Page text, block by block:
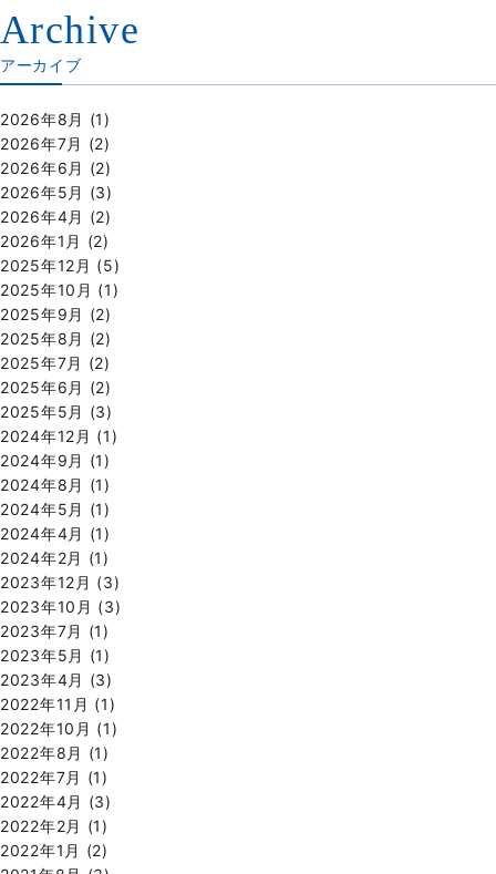
Archive
アーカイブ
2026年8月 (1)
2026年7月 (2)
2026年6月 (2)
2026年5月 (3)
2026年4月 (2)
2026年1月 (2)
2025年12月 (5)
2025年10月 (1)
2025年9月 (2)
2025年8月 (2)
2025年7月 (2)
2025年6月 (2)
2025年5月 (3)
2024年12月 (1)
2024年9月 (1)
2024年8月 (1)
2024年5月 (1)
2024年4月 (1)
2024年2月 (1)
2023年12月 (3)
2023年10月 (3)
2023年7月 (1)
2023年5月 (1)
2023年4月 (3)
2022年11月 (1)
2022年10月 (1)
2022年8月 (1)
2022年7月 (1)
2022年4月 (3)
2022年2月 (1)
2022年1月 (2)